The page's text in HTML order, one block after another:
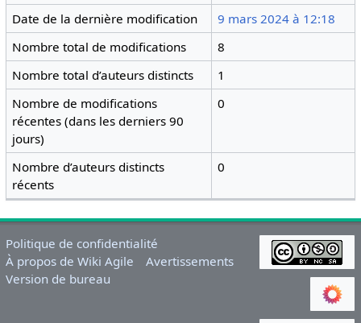
Date de la dernière modification
9 mars 2024 à 12:18
Nombre total de modifications
8
Nombre total d’auteurs distincts
1
Nombre de modifications
récentes (dans les derniers 90
jours)
0
Nombre d’auteurs distincts
récents
0
Politique de confidentialité
À propos de Wiki Agile
Avertissements
Version de bureau